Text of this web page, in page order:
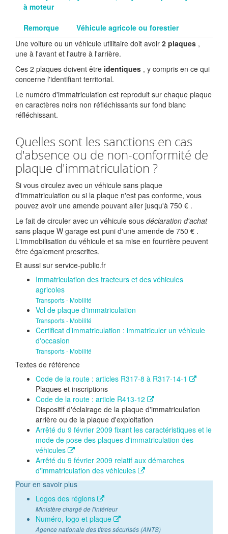
à moteur
Remorque
Véhicule agricole ou forestier
Une voiture ou un véhicule utilitaire doit avoir 2 plaques ,
une à l'avant et l'autre à l'arrière.
Ces 2 plaques doivent être identiques , y compris en ce qui
concerne l'identifiant territorial.
Le numéro d'immatriculation est reproduit sur chaque plaque
en caractères noirs non réfléchissants sur fond blanc
réfléchissant.
Quelles sont les sanctions en cas
d'absence ou de non-conformité de
plaque d'immatriculation ?
Si vous circulez avec un véhicule sans plaque
d'immatriculation ou si la plaque n'est pas conforme, vous
pouvez avoir une amende pouvant aller jusqu'à 750 € .
Le fait de circuler avec un véhicule sous déclaration d'achat
sans plaque W garage est puni d'une amende de 750 € .
L'immobilisation du véhicule et sa mise en fourrière peuvent
être également prescrites.
Et aussi sur service-public.fr
Immatriculation des tracteurs et des véhicules
agricoles
Transports - Mobilité
Vol de plaque d'immatriculation
Transports - Mobilité
Certificat d’immatriculation : immatriculer un véhicule
d'occasion
Transports - Mobilité
Textes de référence
Code de la route : articles R317-8 à R317-14-1
Plaques et inscriptions
Code de la route : article R413-12
Dispositif d'éclairage de la plaque d'immatriculation
arrière ou de la plaque d'exploitation
Arrêté du 9 février 2009 fixant les caractéristiques et le
mode de pose des plaques d'immatriculation des
véhicules
Arrêté du 9 février 2009 relatif aux démarches
d'immatriculation des véhicules
Pour en savoir plus
Logos des régions
Ministère chargé de l'intérieur
Numéro, logo et plaque
Agence nationale des titres sécurisés (ANTS)